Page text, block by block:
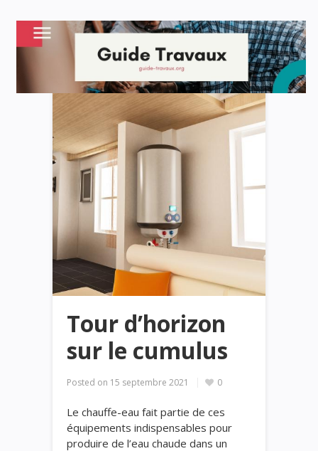
Tour d’horizon
sur le cumulus
Posted on 15 septembre 2021 0
Le chauffe-eau fait partie de ces
équipements indispensables pour
produire de l’eau chaude dans un